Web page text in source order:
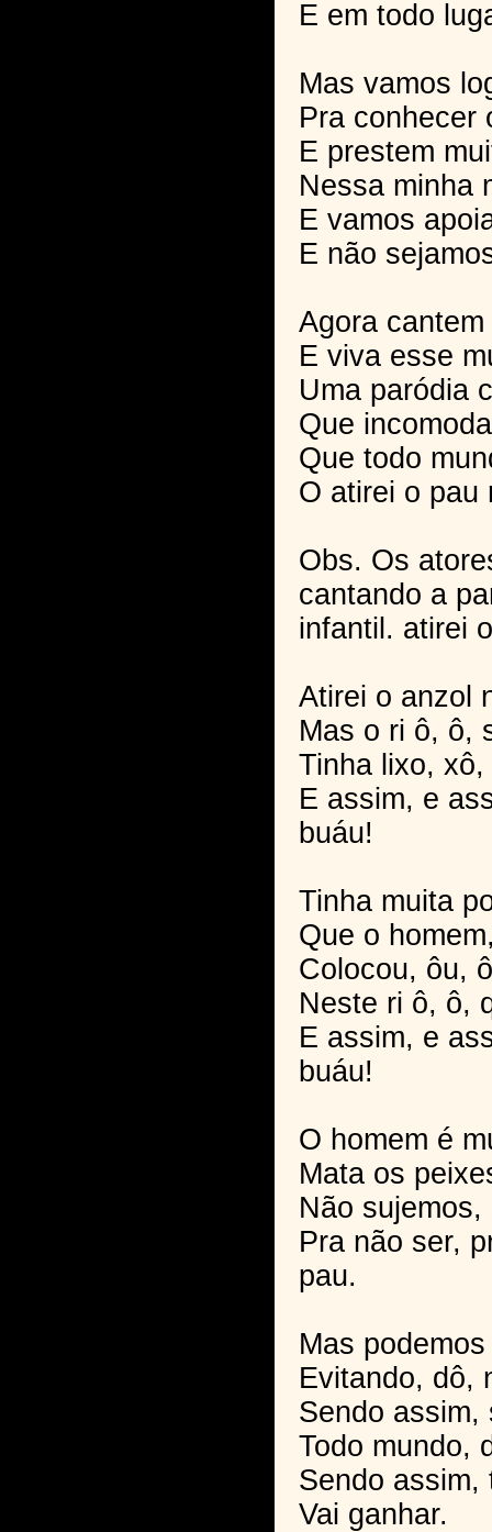
E em todo
Mas vamos
Pra conhecer
E prestem
Nessa minha
E vamos
E não
Agora
E viva esse
Uma paródia
Que
Que todo
O atirei o pau
Obs. Os
cantando a
infantil. atirei
Atirei o anzol
Mas o ri ô, ô,
Tinha lixo,
E assim, e
buáu!
Tinha muita
Que o
Colocou, ôu,
Neste ri ô, ô,
E assim, e
buáu!
O homem é
Mata os
Não
Pra não ser,
pau.
Mas
Evitando, dô,
Sendo assim,
Todo mundo,
Sendo assim,
Vai ganhar.